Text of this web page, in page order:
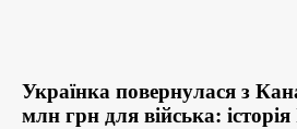
Українка повернулася з
млн грн для війська: